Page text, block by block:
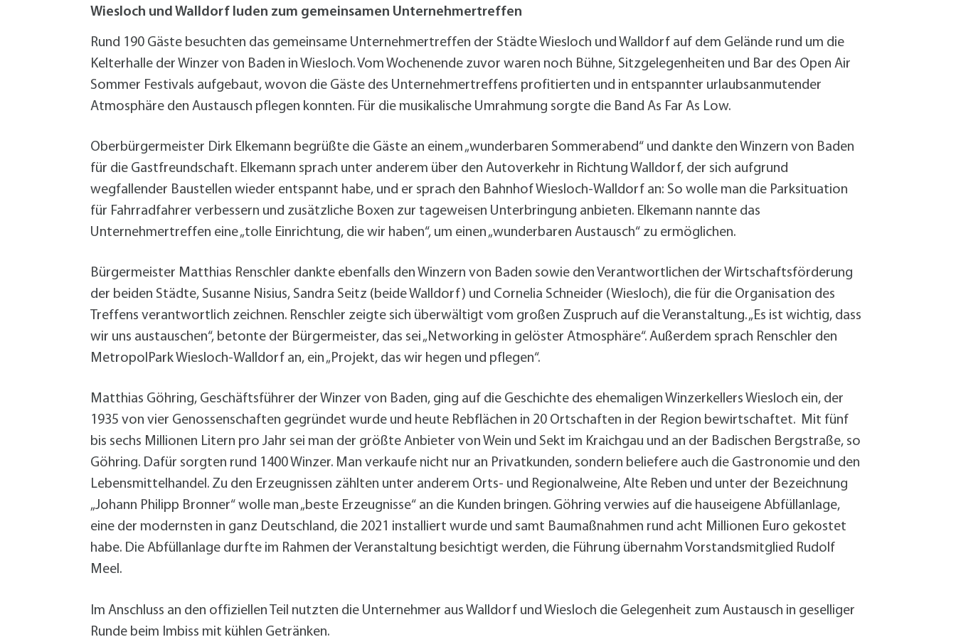
Wohnungsbauförderung
Was erledige ich wo?
Wegbeschreibung
Zahlen und Fakten
Wiesloch und Walldorf luden zum gemeinsamen Unternehmertreffen
Rund 190 Gäste besuchten das gemeinsame Unternehmertreffen der Städte Wiesloch und Walldorf auf dem Gelände rund um die
Kelterhalle der Winzer von Baden in Wiesloch. Vom Wochenende zuvor waren noch Bühne, Sitzgelegenheiten und Bar des Open Air
Sommer Festivals aufgebaut, wovon die Gäste des Unternehmertreffens profitierten und in entspannter urlaubsanmutender
Atmosphäre den Austausch pflegen konnten. Für die musikalische Umrahmung sorgte die Band As Far As Low.
Oberbürgermeister Dirk Elkemann begrüßte die Gäste an einem „wunderbaren Sommerabend“ und dankte den Winzern von Baden
für die Gastfreundschaft. Elkemann sprach unter anderem über den Autoverkehr in Richtung Walldorf, der sich aufgrund
wegfallender Baustellen wieder entspannt habe, und er sprach den Bahnhof Wiesloch-Walldorf an: So wolle man die Parksituation
für Fahrradfahrer verbessern und zusätzliche Boxen zur tageweisen Unterbringung anbieten. Elkemann nannte das
Unternehmertreffen eine „tolle Einrichtung, die wir haben“, um einen „wunderbaren Austausch“ zu ermöglichen.
Bürgermeister Matthias Renschler dankte ebenfalls den Winzern von Baden sowie den Verantwortlichen der Wirtschaftsförderung
der beiden Städte, Susanne Nisius, Sandra Seitz (beide Walldorf) und Cornelia Schneider (Wiesloch), die für die Organisation des
Treffens verantwortlich zeichnen. Renschler zeigte sich überwältigt vom großen Zuspruch auf die Veranstaltung. „Es ist wichtig, dass
wir uns austauschen“, betonte der Bürgermeister, das sei „Networking in gelöster Atmosphäre“. Außerdem sprach Renschler den
MetropolPark Wiesloch-Walldorf an, ein „Projekt, das wir hegen und pflegen“.
Matthias Göhring, Geschäftsführer der Winzer von Baden, ging auf die Geschichte des ehemaligen Winzerkellers Wiesloch ein, der
1935 von vier Genossenschaften gegründet wurde und heute Rebflächen in 20 Ortschaften in der Region bewirtschaftet. Mit fünf
bis sechs Millionen Litern pro Jahr sei man der größte Anbieter von Wein und Sekt im Kraichgau und an der Badischen Bergstraße, so
Göhring. Dafür sorgten rund 1400 Winzer. Man verkaufe nicht nur an Privatkunden, sondern beliefere auch die Gastronomie und den
Lebensmittelhandel. Zu den Erzeugnissen zählten unter anderem Orts- und Regionalweine, Alte Reben und unter der Bezeichnung
„Johann Philipp Bronner“ wolle man „beste Erzeugnisse“ an die Kunden bringen. Göhring verwies auf die hauseigene Abfüllanlage,
eine der modernsten in ganz Deutschland, die 2021 installiert wurde und samt Baumaßnahmen rund acht Millionen Euro gekostet
habe. Die Abfüllanlage durfte im Rahmen der Veranstaltung besichtigt werden, die Führung übernahm Vorstandsmitglied Rudolf
Meel.
Im Anschluss an den offiziellen Teil nutzten die Unternehmer aus Walldorf und Wiesloch die Gelegenheit zum Austausch in geselliger
Runde beim Imbiss mit kühlen Getränken.